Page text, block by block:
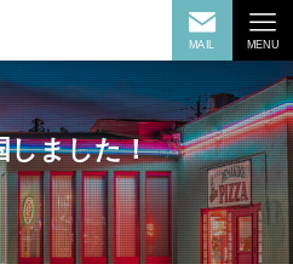
MAIL MENU
しました！